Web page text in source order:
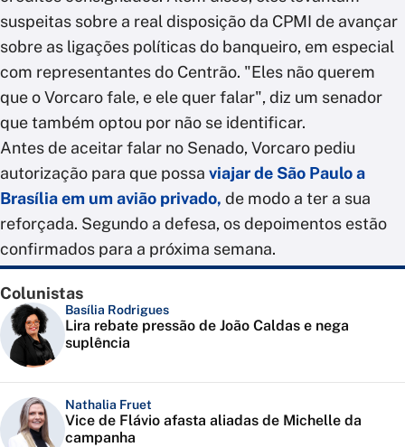
suspeitas sobre a real disposição da CPMI de avançar
sobre as ligações políticas do banqueiro, em especial
com representantes do Centrão. "Eles não querem
que o Vorcaro fale, e ele quer falar", diz um senador
que também optou por não se identificar.
Antes de aceitar falar no Senado, Vorcaro pediu
autorização para que possa viajar de São Paulo a
Brasília em um avião privado, de modo a ter a sua
reforçada. Segundo a defesa, os depoimentos estão
confirmados para a próxima semana.
Colunistas
Basília Rodrigues
Lira rebate pressão de João Caldas e nega
suplência
Nathalia Fruet
Vice de Flávio afasta aliadas de Michelle da
campanha